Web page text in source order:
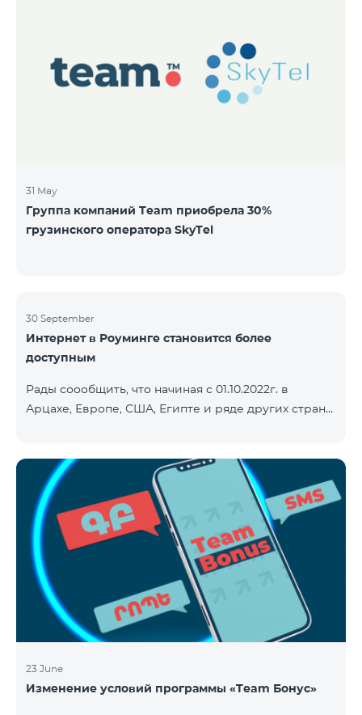
31 May
Группа компаний Team приобрела 30%
грузинского оператора SkyTel
30 September
Интернет в Роуминге становится более
доступным
Рады соообщить, что начиная с 01.10.2022г. в
Арцахе, Европе, США, Египте и ряде других стран
звонки в Армению звонки – 150 драм/минута.
Исходящие звонки локальные – 500 драм/минута.
SMS – 150 драм. Полный список стран: Арцах,
Албания, Австралия, Австрия, Бельгия, Болгария,
Босния и Герцеговина, Великобритания, Венгрия,
Германия, Греция, Дания, Джерси, Египет,
Ирландия, Исландия, Испани
23 June
Изменение условий программы «Team Бонус»